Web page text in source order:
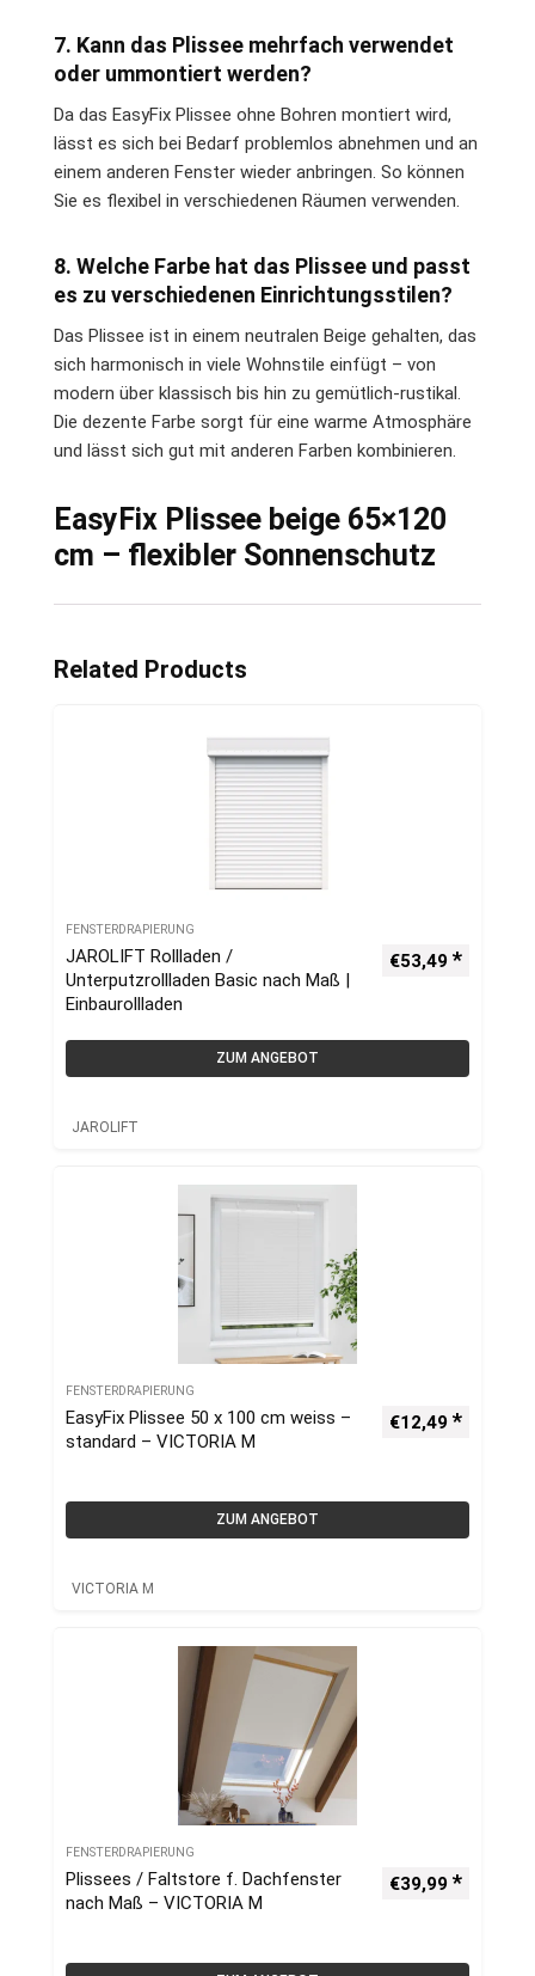
7. Kann das Plissee mehrfach verwendet
oder ummontiert werden?
Da das EasyFix Plissee ohne Bohren montiert wird,
lässt es sich bei Bedarf problemlos abnehmen und an
einem anderen Fenster wieder anbringen. So können
Sie es flexibel in verschiedenen Räumen verwenden.
8. Welche Farbe hat das Plissee und passt
es zu verschiedenen Einrichtungsstilen?
Das Plissee ist in einem neutralen Beige gehalten, das
sich harmonisch in viele Wohnstile einfügt – von
modern über klassisch bis hin zu gemütlich-rustikal.
Die dezente Farbe sorgt für eine warme Atmosphäre
und lässt sich gut mit anderen Farben kombinieren.
EasyFix Plissee beige 65×120
cm – flexibler Sonnenschutz
Related Products
FENSTERDRAPIERUNG
JAROLIFT Rollladen /
Unterputzrollladen Basic nach Maß |
Einbaurollladen
€53,49
ZUM ANGEBOT
JAROLIFT
FENSTERDRAPIERUNG
EasyFix Plissee 50 x 100 cm weiss –
standard – VICTORIA M
€12,49
ZUM ANGEBOT
VICTORIA M
FENSTERDRAPIERUNG
Plissees / Faltstore f. Dachfenster
nach Maß – VICTORIA M
€39,99